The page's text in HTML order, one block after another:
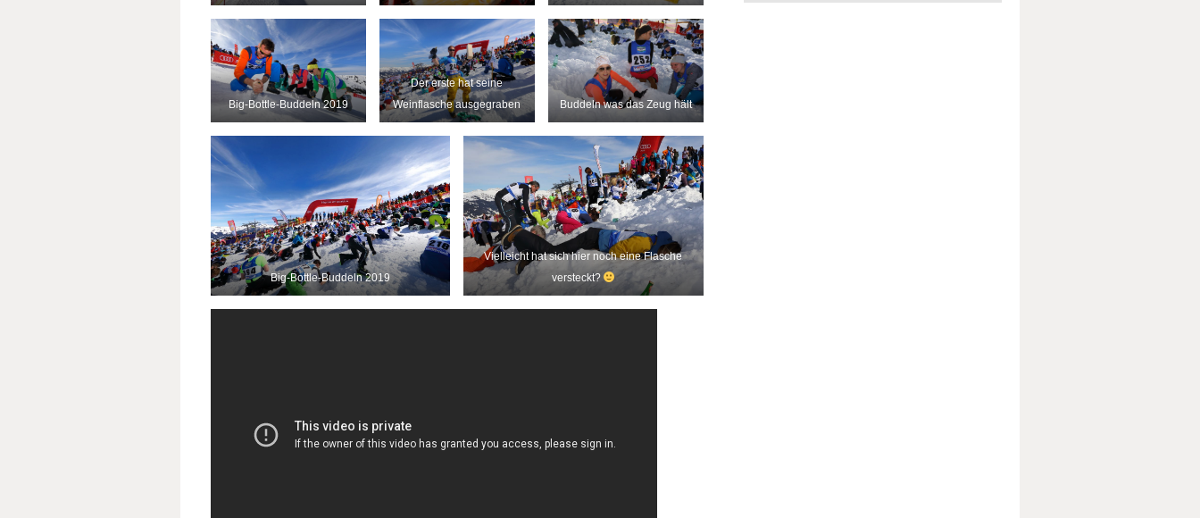
Big-Bottle-Buddeln 2019
Der erste hat seine
Weinflasche ausgegraben
Buddeln was das Zeug hält
Big-Bottle-Buddeln 2019
Vielleicht hat sich hier noch eine Flasche
versteckt?